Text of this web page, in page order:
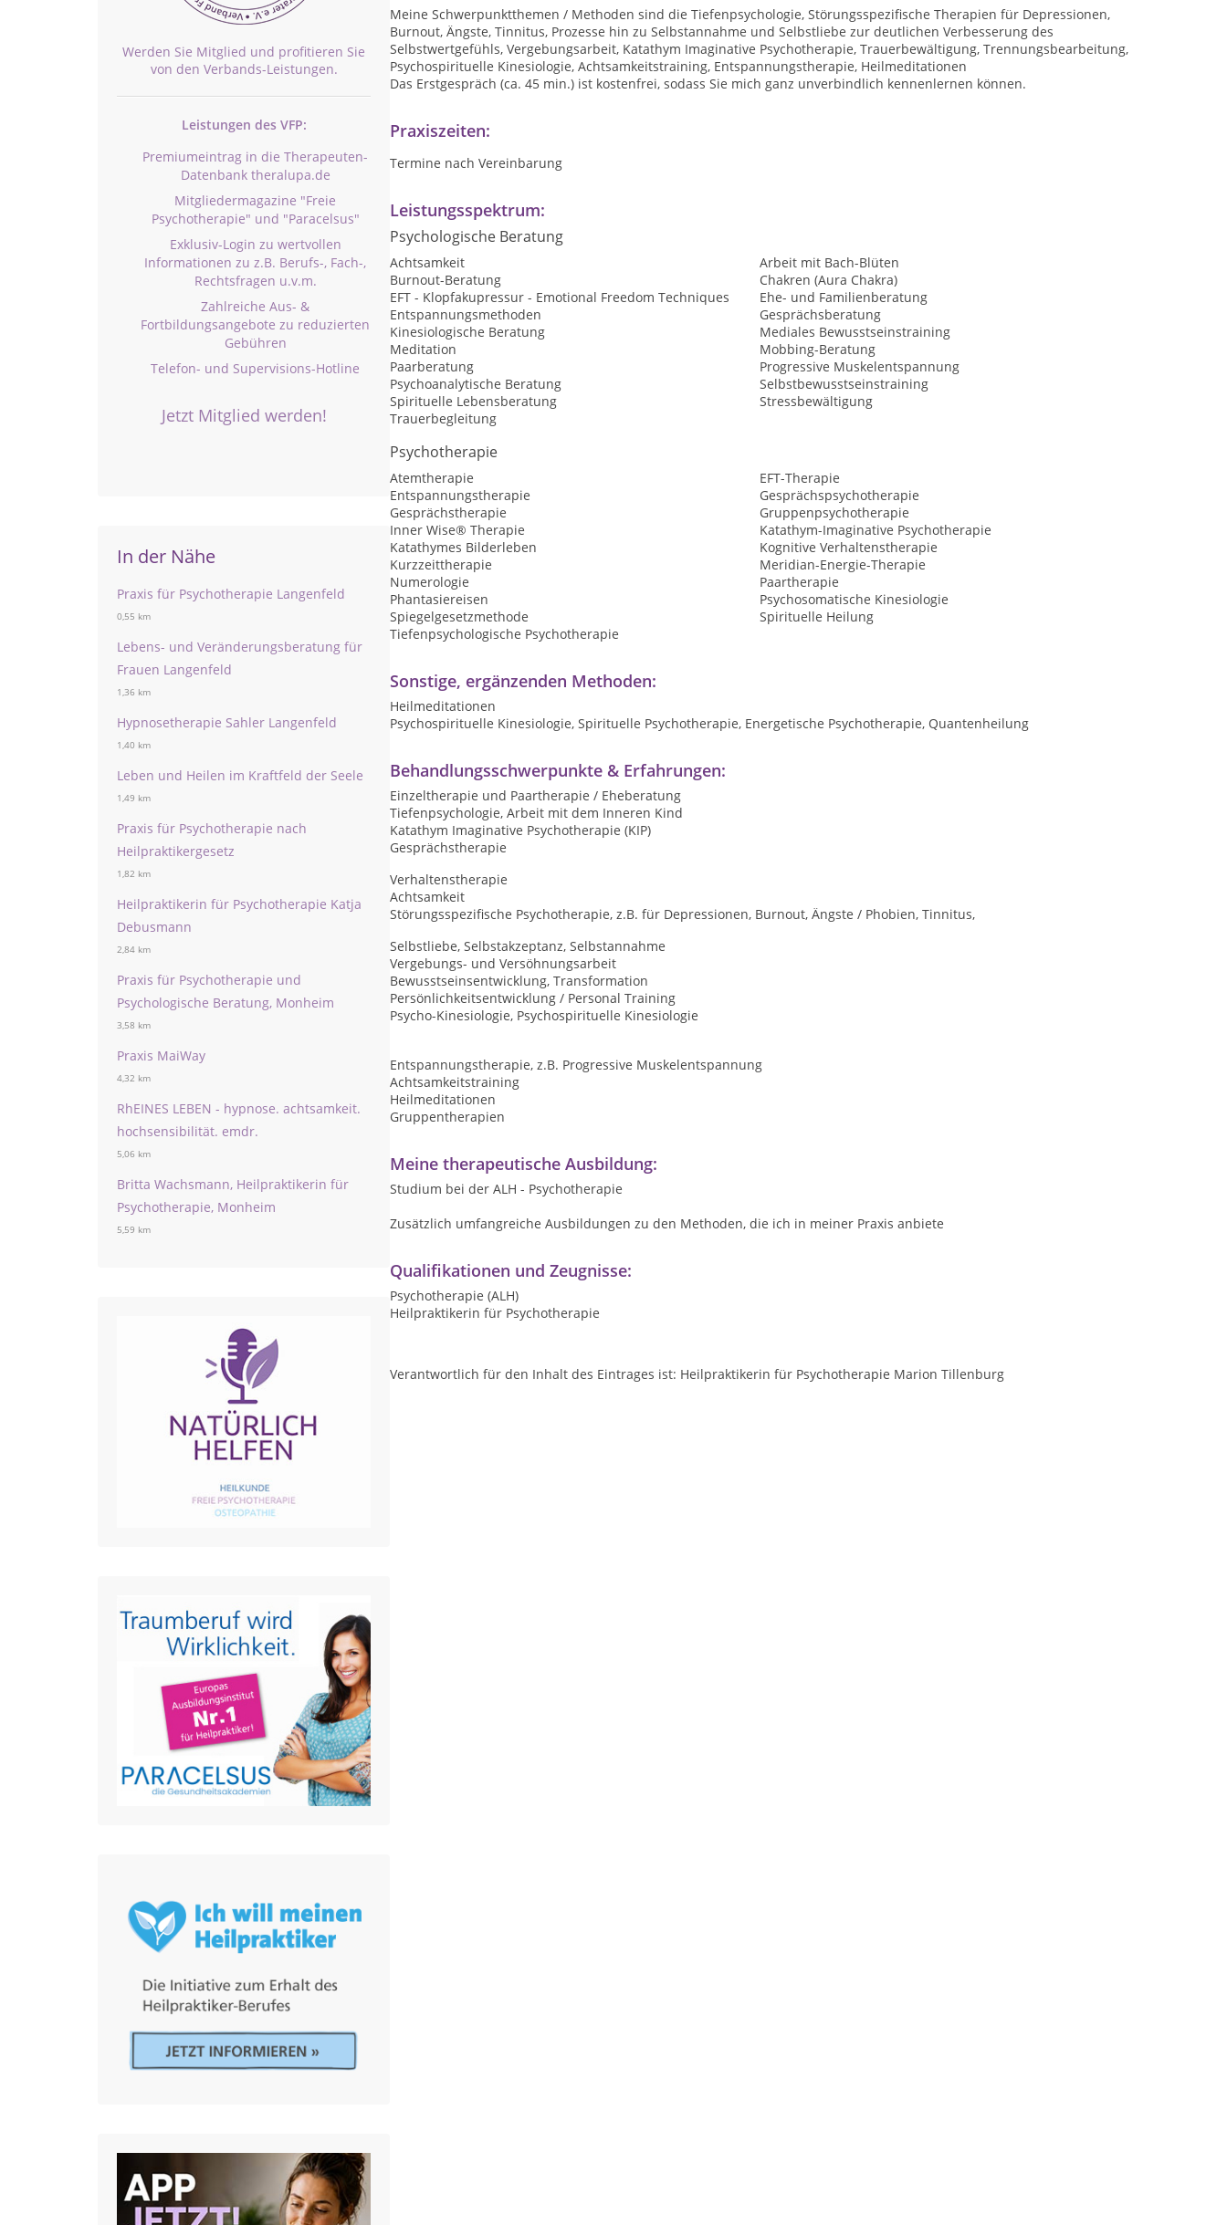
Werden Sie Mitglied und profitieren Sie
von den Verbands-Leistungen.
Leistungen des VFP:
Premiumeintrag in die Therapeuten-
Datenbank theralupa.de
Mitgliedermagazine "Freie
Psychotherapie" und "Paracelsus"
Exklusiv-Login zu wertvollen
Informationen zu z.B. Berufs-, Fach-,
Rechtsfragen u.v.m.
Zahlreiche Aus- &
Fortbildungsangebote zu reduzierten
Gebühren
Telefon- und Supervisions-Hotline
Jetzt Mitglied werden!
In der Nähe
Praxis für Psychotherapie Langenfeld
0,55 km
Lebens- und Veränderungsberatung für
Frauen Langenfeld
1,36 km
Hypnosetherapie Sahler Langenfeld
1,40 km
Leben und Heilen im Kraftfeld der Seele
1,49 km
Praxis für Psychotherapie nach
Heilpraktikergesetz
1,82 km
Heilpraktikerin für Psychotherapie Katja
Debusmann
2,84 km
Praxis für Psychotherapie und
Psychologische Beratung, Monheim
3,58 km
Praxis MaiWay
4,32 km
RhEINES LEBEN - hypnose. achtsamkeit.
hochsensibilität. emdr.
5,06 km
Britta Wachsmann, Heilpraktikerin für
Psychotherapie, Monheim
5,59 km
Meine Schwerpunktthemen / Methoden sind die Tiefenpsychologie, Störungsspezifische Therapien für Depressionen,
Burnout, Ängste, Tinnitus, Prozesse hin zu Selbstannahme und Selbstliebe zur deutlichen Verbesserung des
Selbstwertgefühls, Vergebungsarbeit, Katathym Imaginative Psychotherapie, Trauerbewältigung, Trennungsbearbeitung,
Psychospirituelle Kinesiologie, Achtsamkeitstraining, Entspannungstherapie, Heilmeditationen
Das Erstgespräch (ca. 45 min.) ist kostenfrei, sodass Sie mich ganz unverbindlich kennenlernen können.
Praxiszeiten:
Termine nach Vereinbarung
Leistungsspektrum:
Psychologische Beratung
Achtsamkeit
Arbeit mit Bach-Blüten
Burnout-Beratung
Chakren (Aura Chakra)
EFT - Klopfakupressur - Emotional Freedom Techniques
Ehe- und Familienberatung
Entspannungsmethoden
Gesprächsberatung
Kinesiologische Beratung
Mediales Bewusstseinstraining
Meditation
Mobbing-Beratung
Paarberatung
Progressive Muskelentspannung
Psychoanalytische Beratung
Selbstbewusstseinstraining
Spirituelle Lebensberatung
Stressbewältigung
Trauerbegleitung
Psychotherapie
Atemtherapie
EFT-Therapie
Entspannungstherapie
Gesprächspsychotherapie
Gesprächstherapie
Gruppenpsychotherapie
Inner Wise® Therapie
Katathym-Imaginative Psychotherapie
Katathymes Bilderleben
Kognitive Verhaltenstherapie
Kurzzeittherapie
Meridian-Energie-Therapie
Numerologie
Paartherapie
Phantasiereisen
Psychosomatische Kinesiologie
Spiegelgesetzmethode
Spirituelle Heilung
Tiefenpsychologische Psychotherapie
Sonstige, ergänzenden Methoden:
Heilmeditationen
Psychospirituelle Kinesiologie, Spirituelle Psychotherapie, Energetische Psychotherapie, Quantenheilung
Behandlungsschwerpunkte & Erfahrungen:
Einzeltherapie und Paartherapie / Eheberatung
Tiefenpsychologie, Arbeit mit dem Inneren Kind
Katathym Imaginative Psychotherapie (KIP)
Gesprächstherapie
Verhaltenstherapie
Achtsamkeit
Störungsspezifische Psychotherapie, z.B. für Depressionen, Burnout, Ängste / Phobien, Tinnitus,
Selbstliebe, Selbstakzeptanz, Selbstannahme
Vergebungs- und Versöhnungsarbeit
Bewusstseinsentwicklung, Transformation
Persönlichkeitsentwicklung / Personal Training
Psycho-Kinesiologie, Psychospirituelle Kinesiologie
Entspannungstherapie, z.B. Progressive Muskelentspannung
Achtsamkeitstraining
Heilmeditationen
Gruppentherapien
Meine therapeutische Ausbildung:
Studium bei der ALH - Psychotherapie
Zusätzlich umfangreiche Ausbildungen zu den Methoden, die ich in meiner Praxis anbiete
Qualifikationen und Zeugnisse:
Psychotherapie (ALH)
Heilpraktikerin für Psychotherapie
Verantwortlich für den Inhalt des Eintrages ist: Heilpraktikerin für Psychotherapie Marion Tillenburg